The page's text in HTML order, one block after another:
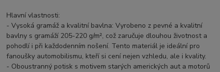
Hlavní vlastnosti:
- Vysoká gramáž a kvalitní bavlna: Vyrobeno z pevné a kvalitní
bavlny s gramáží 205-220 g/m², což zaručuje dlouhou životnost a
pohodlí i při každodenním nošení. Tento materiál je ideální pro
fanoušky automobilismu, kteří si cení nejen vzhledu, ale i kvality.
- Oboustranný potisk s motivem starých amerických aut a motorů